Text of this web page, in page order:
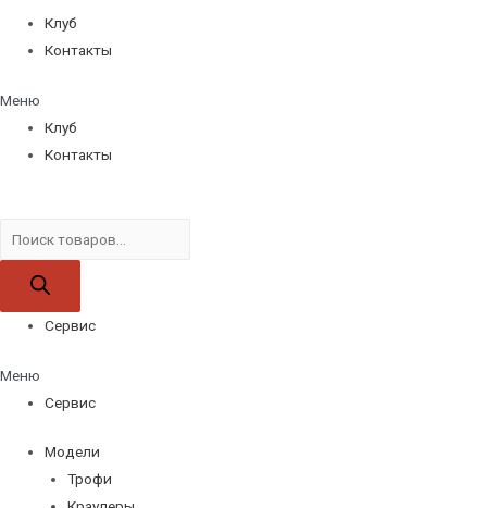
Клуб
Контакты
Меню
Клуб
Контакты
товаров
Сервис
Меню
Сервис
Модели
Трофи